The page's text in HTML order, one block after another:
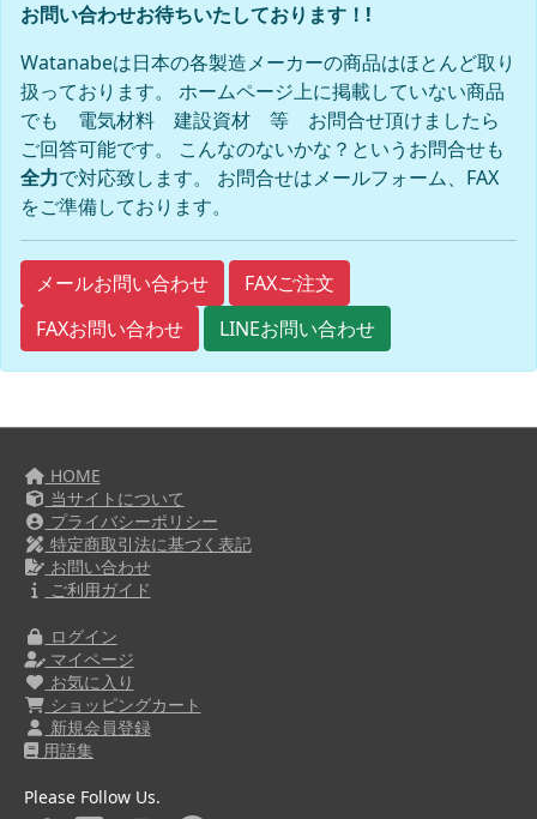
お問い合わせお待ちいたしております！!
Watanabeは日本の各製造メーカーの商品はほとんど取り
扱っております。 ホームページ上に掲載していない商品
でも 電気材料 建設資材 等 お問合せ頂けましたら
ご回答可能です。 こんなのないかな？というお問合せも
全力で対応致します。 お問合せはメールフォーム、FAX
をご準備しております。
メールお問い合わせ
FAXご注文
FAXお問い合わせ
LINEお問い合わせ
HOME
当サイトについて
プライバシーポリシー
特定商取引法に基づく表記
お問い合わせ
ご利用ガイド
ログイン
マイページ
お気に入り
ショッピングカート
新規会員登録
用語集
Please Follow Us.